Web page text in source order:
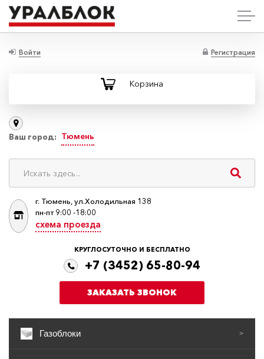
Войти Регистрация
Корзина
Ваш город: Тюмень
г. Тюмень, ул.Холодильная 138
пн-пт 9:00 -18:00
схема проезда
КРУГЛОСУТОЧНО И БЕСПЛАТНО
+7 (3452) 65-80-94
ЗАКАЗАТЬ ЗВОНОК
Газоблоки >